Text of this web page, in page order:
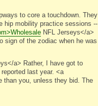
to core a touchdown. They
hip mobility practice sessions --
NFL Jerseys</a>
sign of the zodiac when he was
a> Rather, I have got to
last year. <a
than you, unless they bid. The